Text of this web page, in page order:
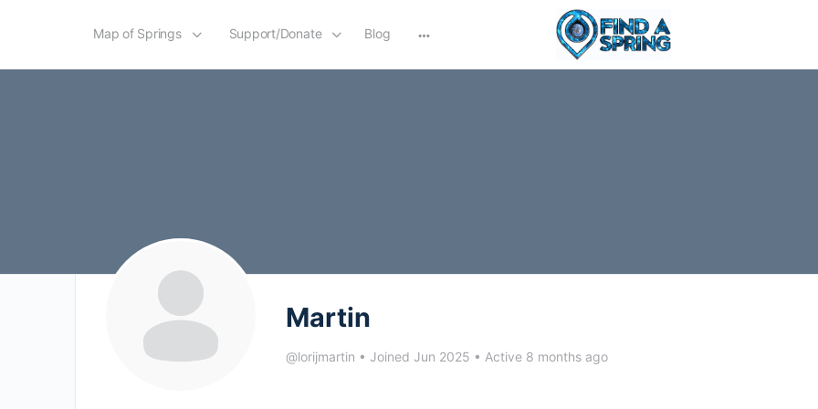
Map of Springs Support/Donate Blog
options
Martin
@lorijmartin • Joined Jun 2025 • Active 8 months ago